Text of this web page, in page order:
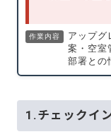
作業内容
アップグ
案・空室
部署との
1.チェックイ